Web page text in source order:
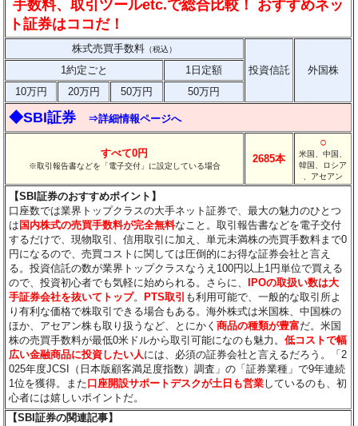
手数料、取引ツールetc.で総合比較！ おすすめネッ
ト証券はココだ！
株式売買手数料 （税込）
投資信託 外国株
1約定ごと
1日定額
10万円
20万円 50万円 50万円
◆SBI証券 ⇒詳細情報ページへ
すべて0円
※取引報告書などを「電子交付」に設定している場合
2685本
○
米国、中国、
韓国、ロシア
、アセアン
【SBI証券のおすすめポイント】
口座数では業界トップクラスの大手ネット証券で、最大の魅力のひとつ
は 国内株式の売買手数料が完全無料なこと。取引報告書などを電子交付
するだけで、現物取引、信用取引に加え、単元未満株の売買手数料まで0
円になるので、売買コストに関しては圧倒的にお得な証券会社と言え
る。投資信託の数が業界トップクラスなうえ100円以上1円単位で買える
ので、投資初心者でも気軽に始められる。さらに、
IPOの取扱い数は大
手証券会社を抜いてトップ。 PTS取引 も利用可能で、一般的な取引所よ
り有利な価格で株取引できる場合もある。海外株式は米国株、中国株の
ほか、アセアン株も取り扱うなど、とにかく商品の種類が豊富だ。米国
株の売買手数料が最低0米ドルから取引可能になのも魅力。低コストで幅
広い金融商品に投資したい人 には、必須の証券会社と言えるだろう。「2
025年度JCSI（日本版顧客満足度指数）調査」の「証券業種」で9年連続
1位を獲得。また口座開設サポートデスクが土日も営業しているのも、初
心者には嬉しいポイントだ。
【SBI証券の関連記事】